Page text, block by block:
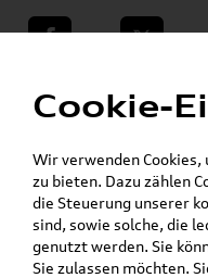
teilen Twitter
VW Shop - VW
SEAT Produkte »
Original Audi Q3
Fahrzeuge mit
Cookie-
Wir verwenden
zu bieten. Dazu zählen
die Steuerung unserer
sind, sowie solche, die
genutzt werden. Sie
Sie zulassen möchten.